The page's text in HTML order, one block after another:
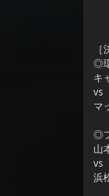
◎
キ
vs
マ
◎
山
vs
浜